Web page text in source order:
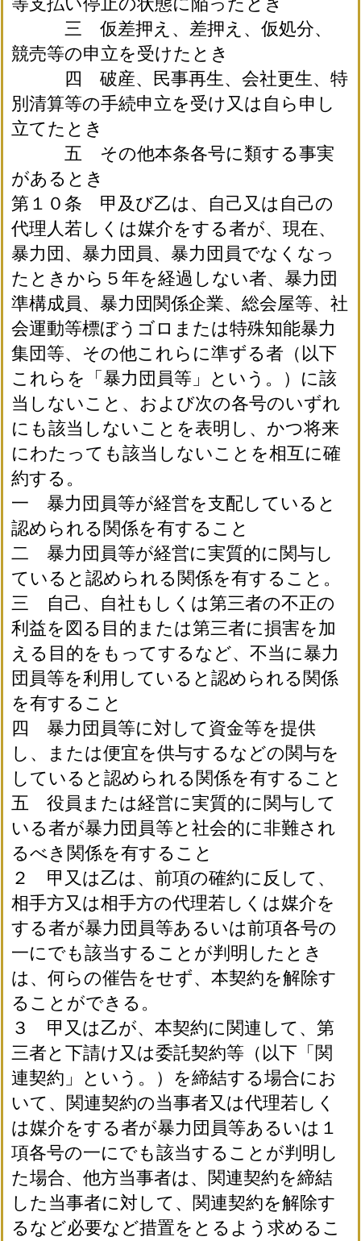
三 仮差押え、差押え、仮処分、
競売等の申立を受けたとき
四 破産、民事再生、会社更生、特
別清算等の手続申立を受け又は自ら申し
立てたとき
五 その他本条各号に類する事実
があるとき
第１０条 甲及び乙は、自己又は自己の
代理人若しくは媒介をする者が、現在、
暴力団、暴力団員、暴力団員でなくなっ
たときから５年を経過しない者、暴力団
準構成員、暴力団関係企業、総会屋等、社
会運動等標ぼうゴロまたは特殊知能暴力
集団等、その他これらに準ずる者（以下
これらを「暴力団員等」という。）に該
当しないこと、および次の各号のいずれ
にも該当しないことを表明し、かつ将来
にわたっても該当しないことを相互に確
約する。
一 暴力団員等が経営を支配していると
認められる関係を有すること
二 暴力団員等が経営に実質的に関与し
ていると認められる関係を有すること。
三 自己、自社もしくは第三者の不正の
利益を図る目的または第三者に損害を加
える目的をもってするなど、不当に暴力
団員等を利用していると認められる関係
を有すること
四 暴力団員等に対して資金等を提供
し、または便宜を供与するなどの関与を
していると認められる関係を有すること
五 役員または経営に実質的に関与して
いる者が暴力団員等と社会的に非難され
るべき関係を有すること
２ 甲又は乙は、前項の確約に反して、
相手方又は相手方の代理若しくは媒介を
する者が暴力団員等あるいは前項各号の
一にでも該当することが判明したとき
は、何らの催告をせず、本契約を解除す
ることができる。
３ 甲又は乙が、本契約に関連して、第
三者と下請け又は委託契約等（以下「関
連契約」という。）を締結する場合にお
いて、関連契約の当事者又は代理若しく
は媒介をする者が暴力団員等あるいは１
項各号の一にでも該当することが判明し
た場合、他方当事者は、関連契約を締結
した当事者に対して、関連契約を解除す
るなど必要など措置をとるよう求めるこ